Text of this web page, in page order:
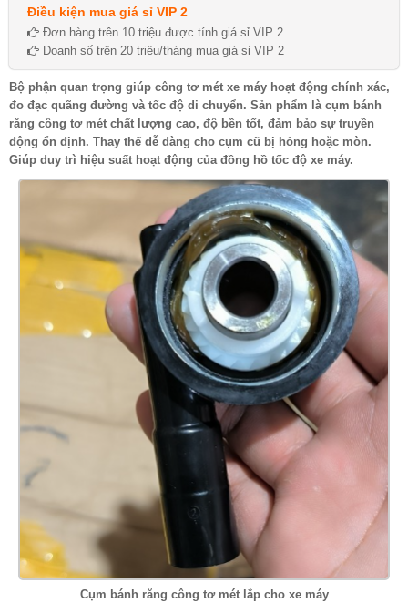
Điều kiện mua giá sỉ VIP 2
Đơn hàng trên 10 triệu được tính giá sỉ VIP 2
Doanh số trên 20 triệu/tháng mua giá sỉ VIP 2
Bộ phận quan trọng giúp công tơ mét xe máy hoạt động chính xác,
đo đạc quãng đường và tốc độ di chuyển. Sản phẩm là cụm bánh
răng công tơ mét chất lượng cao, độ bền tốt, đảm bảo sự truyền
động ổn định. Thay thế dễ dàng cho cụm cũ bị hỏng hoặc mòn.
Giúp duy trì hiệu suất hoạt động của đồng hồ tốc độ xe máy.
Cụm bánh răng công tơ mét lắp cho xe máy